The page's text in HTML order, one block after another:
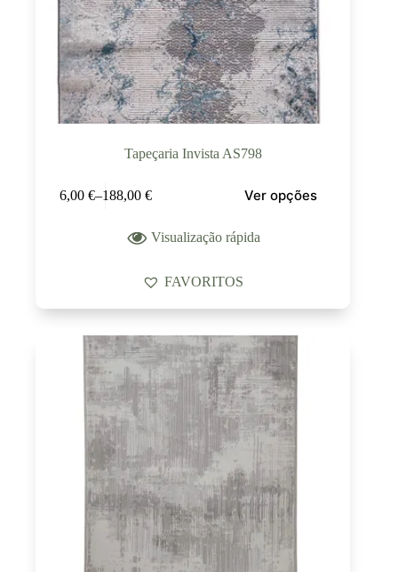
Tapeçaria Invista AS798
6,00 €–188,00 € Ver opções
Visualização rápida
FAVORITOS